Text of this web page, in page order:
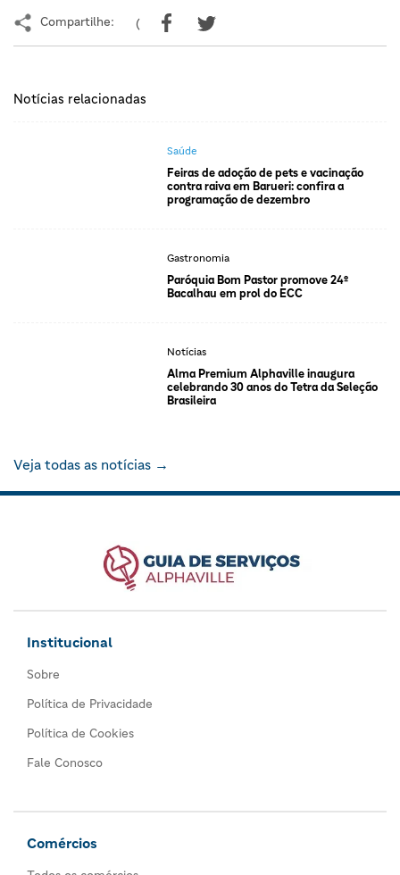
Compartilhe: (
Notícias relacionadas
Saúde
Feiras de adoção de pets e vacinação
contra raiva em Barueri: confira a
programação de dezembro
Gastronomia
Paróquia Bom Pastor promove 24º
Bacalhau em prol do ECC
Notícias
Alma Premium Alphaville inaugura
celebrando 30 anos do Tetra da Seleção
Brasileira
Veja todas as notícias →
Institucional
Sobre
Política de Privacidade
Política de Cookies
Fale Conosco
Comércios